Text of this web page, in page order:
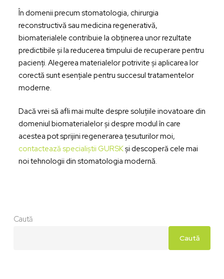
În domenii precum stomatologia, chirurgia
reconstructivă sau medicina regenerativă,
biomaterialele contribuie la obținerea unor rezultate
predictibile și la reducerea timpului de recuperare pentru
pacienți. Alegerea materialelor potrivite și aplicarea lor
corectă sunt esențiale pentru succesul tratamentelor
moderne.
Dacă vrei să afli mai multe despre soluțiile inovatoare din
domeniul biomaterialelor și despre modul în care
acestea pot sprijini regenerarea țesuturilor moi,
contactează specialiștii GURSKși descoperă cele mai
noi tehnologii din stomatologia modernă.
Caută
Caută